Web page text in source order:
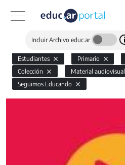
Incluir Archivo educ.ar
Estudiantes Primario
Colección
Material audiovisual
Seguimos Educando